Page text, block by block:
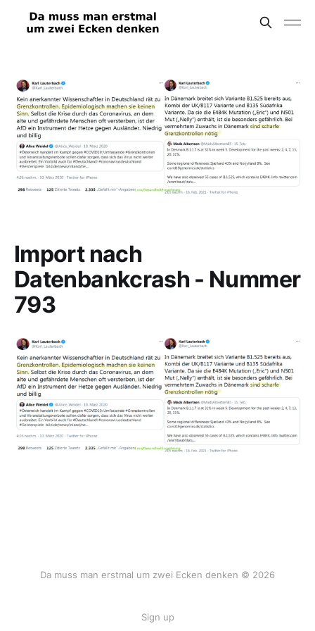
Import nach
Datenbankcrash - Nummer
793
Da muss man erstmal um zwei Ecken denken © 2026
Sign up